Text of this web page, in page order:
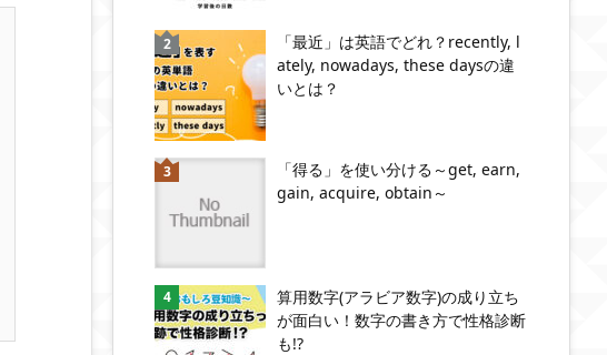
「最近」は英語でどれ？recently, l
ately, nowadays, these daysの違
いとは？
「得る」を使い分ける～get, earn,
gain, acquire, obtain～
算用数字(アラビア数字)の成り立ち
が面白い！数字の書き方で性格診断
も!?